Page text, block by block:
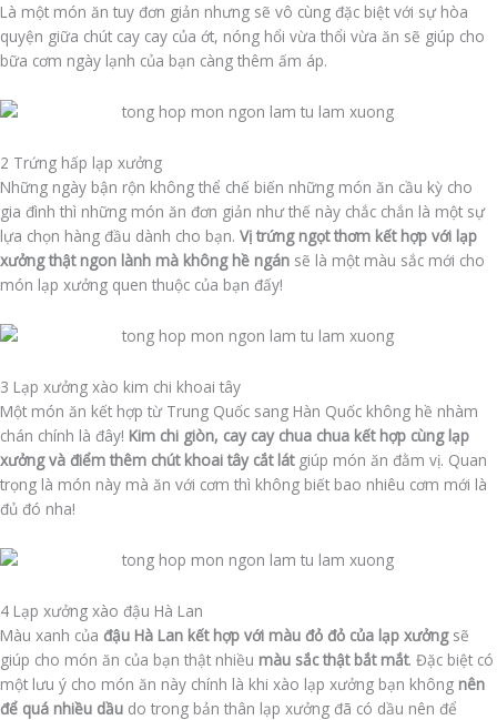
Là một món ăn tuy đơn giản nhưng sẽ vô cùng đặc biệt với sự hòa
quyện giữa chút cay cay của ớt, nóng hổi vừa thổi vừa ăn sẽ giúp cho
bữa cơm ngày lạnh của bạn càng thêm ấm áp.
2 Trứng hấp lạp xưởng
Những ngày bận rộn không thể chế biến những món ăn cầu kỳ cho
gia đình thì những món ăn đơn giản như thế này chắc chắn là một sự
lựa chọn hàng đầu dành cho bạn. Vị trứng ngọt thơm kết hợp với lạp
xưởng thật ngon lành mà không hề ngán sẽ là một màu sắc mới cho
món lạp xưởng quen thuộc của bạn đấy!
3 Lạp xưởng xào kim chi khoai tây
Một món ăn kết hợp từ Trung Quốc sang Hàn Quốc không hề nhàm
chán chính là đây! Kim chi giòn, cay cay chua chua kết hợp cùng lạp
xưởng và điểm thêm chút khoai tây cắt látgiúp món ăn đằm vị. Quan
trọng là món này mà ăn với cơm thì không biết bao nhiêu cơm mới là
đủ đó nha!
4 Lạp xưởng xào đậu Hà Lan
Màu xanh của đậu Hà Lan kết hợp với màu đỏ đỏ của lạp xưởngsẽ
giúp cho món ăn của bạn thật nhiều màu sắc thật bắt mắt. Đặc biệt có
một lưu ý cho món ăn này chính là khi xào lạp xưởng bạn không nên
để quá nhiều dầu do trong bản thân lạp xưởng đã có dầu nên để